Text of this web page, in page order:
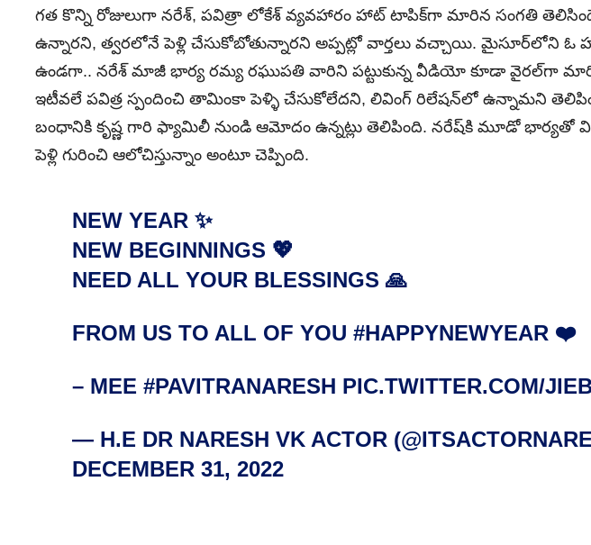
గత కొన్ని రోజులుగా నరేశ్‌, పవిత్రా లోకేశ్‌ వ్యవహారం హాట్‌ టాపిక్‌గా మారిన సంగతి
ఉన్నారని, త్వరలోనే పెళ్లి చేసుకోబోతున్నారని అప్పట్లో వార్తలు వచ్చాయి. మైసూర్‌లోని ఓ
ఉండగా.. నరేశ్‌ మాజీ భార్య రమ్య రఘుపతి వారిని పట్టుకున్న వీడియో కూడా వైరల్‌గా
ఇటీవలే పవిత్ర స్పందించి తామింకా పెళ్ళి చేసుకోలేదని, లివింగ్‌ రిలేషన్‌లో ఉన్నామని
బంధానికి కృష్ణ గారి ఫ్యామిలీ నుండి ఆమోదం ఉన్నట్లు తెలిపింది. నరేష్‌కి మూడో భార్యతో
పెళ్లి గురించి ఆలోచిస్తున్నాం అంటూ చెప్పింది.
NEW YEAR ✨
NEW BEGINNINGS 💖
NEED ALL YOUR BLESSINGS 🙏
FROM US TO ALL OF YOU #HAPPYNEWYEAR ❤️
– MEE #PAVITRANARESH PIC.TWITTER.COM/
— H.E DR NARESH VK ACTOR
DECEMBER 31, 2022